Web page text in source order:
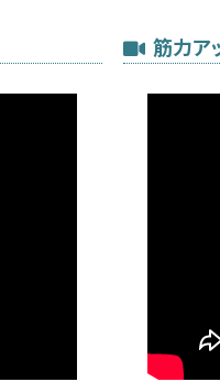
筋力ア